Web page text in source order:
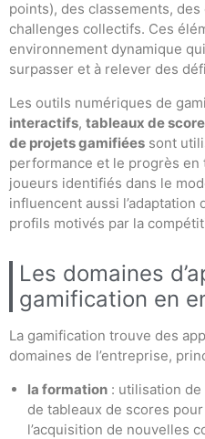
points), des classements,
challenges collectifs. Ces
environnement dynamique
surpasser et à relever des
Les outils numériques de
interactifs, tableaux de
de projets gamifiées sont
performance et le progrès en
joueurs identifiés dans le
influencent aussi
profils motivés par la
Les domaines
gamification en
La gamification trouve des
domaines de l’entreprise,
la formation : utilisation
de tableaux de scores
l’acquisition de nouvelles